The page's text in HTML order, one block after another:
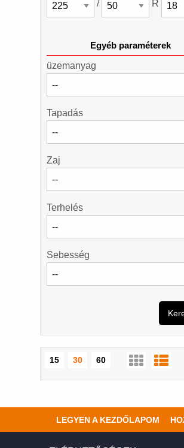
/
R
Egyéb paraméterek
üzemanyag
Tapadás
Zaj
Terhelés
Sebesség
15 30 60
LEGYEN A KEZDŐLAPOM